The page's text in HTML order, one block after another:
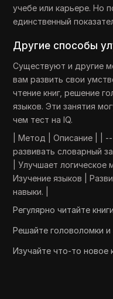
учебе или карьере. Но
единственный
Другие способы
Существуют и другие
вам развить свои
чтение книг, решение
языков. Эти занятия
чем тест на IQ.
| Метод | Описание | |
развивать словарный
| Улучшает логическое
Изучение языков |
навыки. |
Регулярно читайте
Решайте головоломки и
Изучайте что-то новое